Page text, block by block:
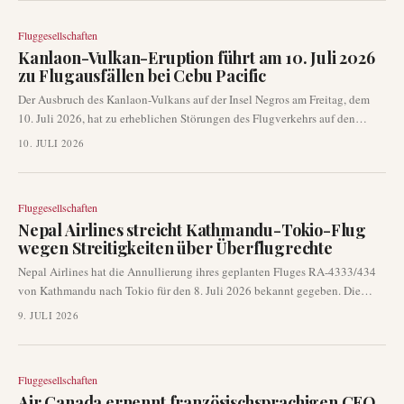
Fluggesellschaften
Kanlaon-Vulkan-Eruption führt am 10. Juli 2026
zu Flugausfällen bei Cebu Pacific
Der Ausbruch des Kanlaon-Vulkans auf der Insel Negros am Freitag, dem
10. Juli 2026, hat zu erheblichen Störungen des Flugverkehrs auf den
Philippinen geführt. Cebu Pacific hat sechs Flüge von und nach Cebu,
Sicherheitsbedenken gestrichen, was Hunderte von Passagieren betrifft.
10. JULI 2026
Fluggesellschaften
Nepal Airlines streicht Kathmandu-Tokio-Flug
wegen Streitigkeiten über Überflugrechte
Nepal Airlines hat die Annullierung ihres geplanten Fluges RA-4333/434
von Kathmandu nach Tokio für den 8. Juli 2026 bekannt gegeben. Die
Störung wird auf ungelöste Probleme mit Überflugrechten zurückgeführt,
Luftraum nutzen kann. Dieser Vorfall unterstreicht die anhaltenden
9. JULI 2026
Fluggesellschaften